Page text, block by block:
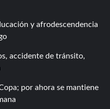
y afrodescendencia
accidente de tránsito,
por ahora se mantiene